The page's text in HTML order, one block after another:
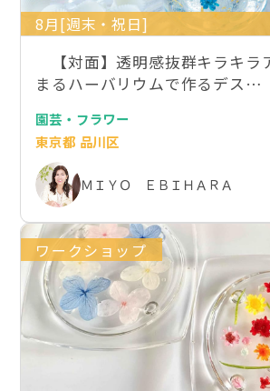
8月[週末・祝日]
【対面】透明感抜群キラキ
まるハーバリウムで作るデス…
園芸・フラワー
東京都 品川区
ＭＩＹＯ ＥＢＩＨＡＲＡ
ワークショップ